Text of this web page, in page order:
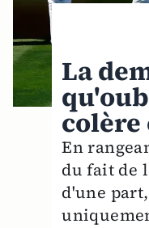
La
colère
En
du fait de
d'une